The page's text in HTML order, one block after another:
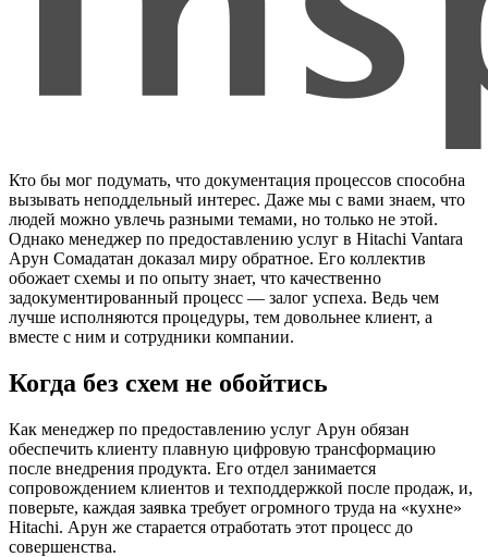
Кто бы мог подумать, что документация процессов способна
вызывать неподдельный интерес. Даже мы с вами знаем, что
людей можно увлечь разными темами, но только не этой.
Однако менеджер по предоставлению услуг в Hitachi Vantara
Арун Сомадатан доказал миру обратное. Его коллектив
обожает схемы и по опыту знает, что качественно
задокументированный процесс — залог успеха. Ведь чем
лучше исполняются процедуры, тем довольнее клиент, а
вместе с ним и сотрудники компании.
Когда без схем не обойтись
Как менеджер по предоставлению услуг Арун обязан
обеспечить клиенту плавную цифровую трансформацию
после внедрения продукта. Его отдел занимается
сопровождением клиентов и техподдержкой после продаж, и,
поверьте, каждая заявка требует огромного труда на «кухне»
Hitachi. Арун же старается отработать этот процесс до
совершенства.